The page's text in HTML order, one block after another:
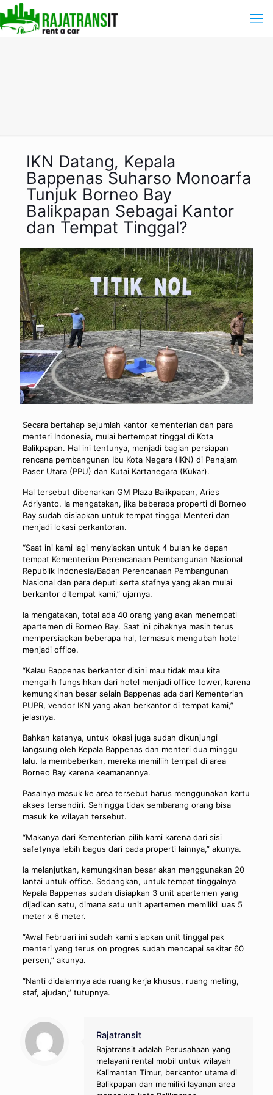
IKN Datang, Kepala
Bappenas Suharso Monoarfa
Tunjuk Borneo Bay
Balikpapan Sebagai Kantor
dan Tempat Tinggal?
Secara bertahap sejumlah kantor kementerian dan para
menteri Indonesia, mulai bertempat tinggal di Kota
Balikpapan. Hal ini tentunya, menjadi bagian persiapan
rencana pembangunan Ibu Kota Negara (IKN) di Penajam
Paser Utara (PPU) dan Kutai Kartanegara (Kukar).
Hal tersebut dibenarkan GM Plaza Balikpapan, Aries
Adriyanto. Ia mengatakan, jika beberapa properti di Borneo
Bay sudah disiapkan untuk tempat tinggal Menteri dan
menjadi lokasi perkantoran.
“Saat ini kami lagi menyiapkan untuk 4 bulan ke depan
tempat Kementerian Perencanaan Pembangunan Nasional
Republik Indonesia/Badan Perencanaan Pembangunan
Nasional dan para deputi serta stafnya yang akan mulai
berkantor ditempat kami,” ujarnya.
Ia mengatakan, total ada 40 orang yang akan menempati
apartemen di Borneo Bay. Saat ini pihaknya masih terus
mempersiapkan beberapa hal, termasuk mengubah hotel
menjadi office.
“Kalau Bappenas berkantor disini mau tidak mau kita
mengalih fungsihkan dari hotel menjadi office tower, karena
kemungkinan besar selain Bappenas ada dari Kementerian
PUPR, vendor IKN yang akan berkantor di tempat kami,”
jelasnya.
Bahkan katanya, untuk lokasi juga sudah dikunjungi
langsung oleh Kepala Bappenas dan menteri dua minggu
lalu. Ia membeberkan, mereka memiliih tempat di area
Borneo Bay karena keamanannya.
Pasalnya masuk ke area tersebut harus menggunakan kartu
akses tersendiri. Sehingga tidak sembarang orang bisa
masuk ke wilayah tersebut.
“Makanya dari Kementerian pilih kami karena dari sisi
safetynya lebih bagus dari pada properti lainnya,” akunya.
Ia melanjutkan, kemungkinan besar akan menggunakan 20
lantai untuk office. Sedangkan, untuk tempat tinggalnya
Kepala Bappenas sudah disiapkan 3 unit apartemen yang
dijadikan satu, dimana satu unit apartemen memiliki luas 5
meter x 6 meter.
“Awal Februari ini sudah kami siapkan unit tinggal pak
menteri yang terus on progres sudah mencapai sekitar 60
persen,” akunya.
“Nanti didalamnya ada ruang kerja khusus, ruang meting,
staf, ajudan,” tutupnya.
Rajatransit
Rajatransit adalah Perusahaan yang
melayani rental mobil untuk wilayah
Kalimantan Timur, berkantor utama di
Balikpapan dan memiliki layanan area